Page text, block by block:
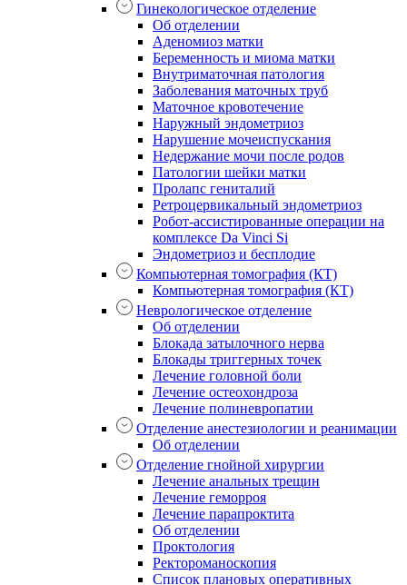
Гинекологическое отделение
Об отделении
Аденомиоз матки
Беременность и миома матки
Внутриматочная патология
Заболевания маточных труб
Маточное кровотечение
Наружный эндометриоз
Нарушение мочеиспускания
Недержание мочи после родов
Патологии шейки матки
Пролапс гениталий
Ретроцервикальный эндометриоз
Робот-ассистированные операции на
комплексе Da Vinci Si
Эндометриоз и бесплодие
Компьютерная томография (КТ)
Компьютерная томография (КТ)
Неврологическое отделение
Об отделении
Блокада затылочного нерва
Блокады триггерных точек
Лечение головной боли
Лечение остеохондроза
Лечение полиневропатии
Отделение анестезиологии и реанимации
Об отделении
Отделение гнойной хирургии
Лечение анальных трещин
Лечение геморроя
Лечение парапроктита
Об отделении
Проктология
Ректороманоскопия
Список плановых оперативных